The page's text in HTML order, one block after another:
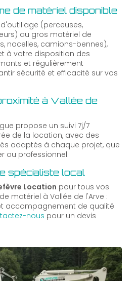
de matériel disponible
(perceuses,
au gros matériel de
nacelles, camions-bennes),
à votre disposition des
et régulièrement
sécurité et efficacité sur vos
à Vallée de
propose un suivi 7j/7
de la location, avec des
adaptés à chaque projet, que
ou professionnel.
spécialiste local
Location pour tous vos
matériel à Vallée de l'Arve :
accompagnement de qualité
nous pour un devis